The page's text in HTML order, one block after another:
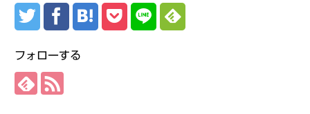
フォローする